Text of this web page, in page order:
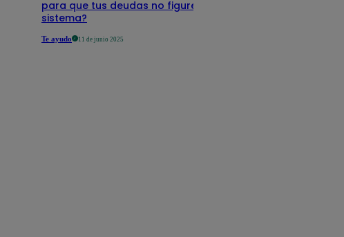
para que tus deudas no figuren en su
sistema?
Te ayudo 11 de junio 2025